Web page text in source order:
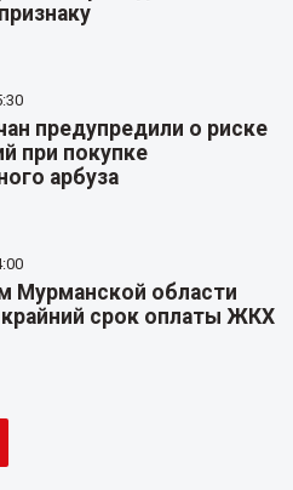
предупредили о риске
при покупке
арбуза
Мурманской области
крайний срок оплаты ЖКХ